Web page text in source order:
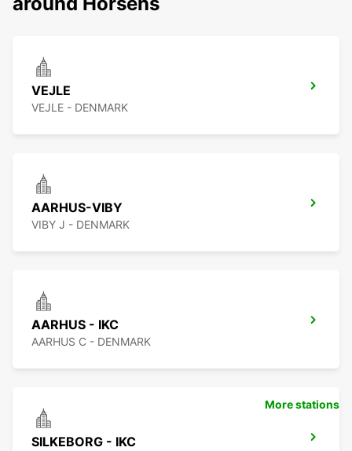
VEJLE
VEJLE - DENMARK
AARHUS-VIBY
VIBY J - DENMARK
AARHUS - IKC
AARHUS C - DENMARK
SILKEBORG - IKC
More stations